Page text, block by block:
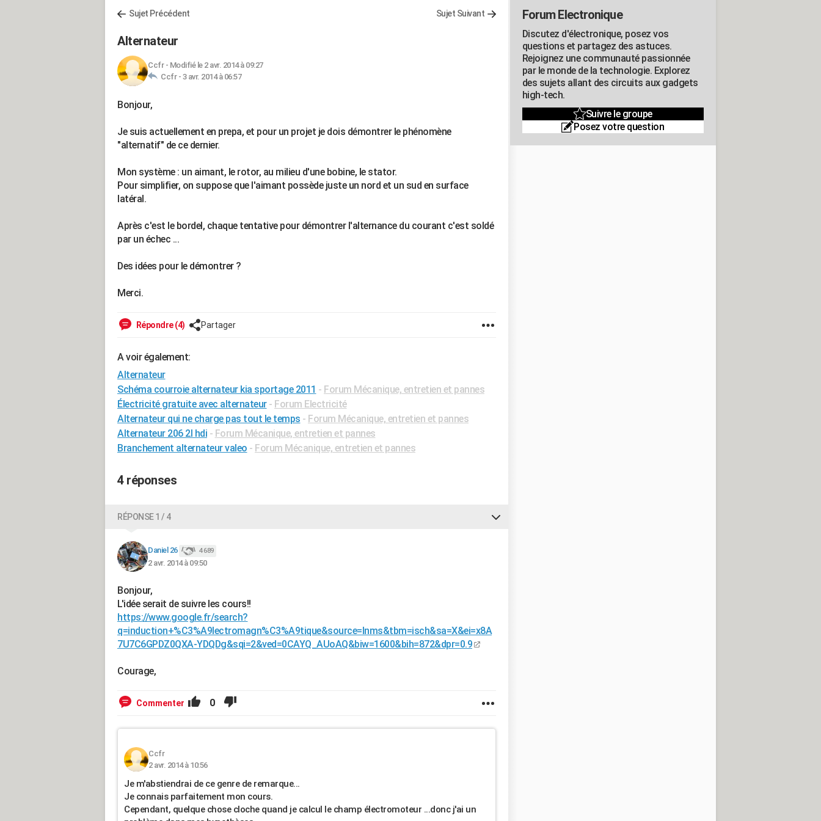
Sujet Précédent Sujet Suivant
Alternateur
Ccfr- Modifié le 2 avr. 2014 à 09:27
Ccfr - 3 avr. 2014 à 06:57
Bonjour,
Je suis actuellement en prepa, et pour un projet je dois démontrer le phénomène
"alternatif" de ce dernier.
Mon système : un aimant, le rotor, au milieu d'une bobine, le stator.
Pour simplifier, on suppose que l'aimant possède juste un nord et un sud en surface
latéral.
Après c'est le bordel, chaque tentative pour démontrer l'alternance du courant c'est soldé
par un échec ...
Des idées pour le démontrer ?
Merci.
Répondre (4) Partager
A voir également:
Alternateur
Schéma courroie alternateur kia sportage 2011 - Forum Mécanique, entretien et pannes
Électricité gratuite avec alternateur - Forum Electricité
Alternateur qui ne charge pas tout le temps - Forum Mécanique, entretien et pannes
Alternateur 206 2l hdi - Forum Mécanique, entretien et pannes
Branchement alternateur valeo - Forum Mécanique, entretien et pannes
4 réponses
RÉPONSE 1 / 4
Daniel 26 4 689
2 avr. 2014 à 09:50
Bonjour,
L'idée serait de suivre les cours!!
https://www.google.fr/search?
q=induction+%C3%A9lectromagn%C3%A9tique&source=lnms&tbm=isch&sa=X&ei=x8A
7U7C6GPDZ0QXA-YDQDg&sqi=2&ved=0CAYQ_AUoAQ&biw=1600&bih=872&dpr=0.9
Courage,
Commenter 0
Ccfr
2 avr. 2014 à 10:56
Je m'abstiendrai de ce genre de remarque...
Je connais parfaitement mon cours.
Cependant, quelque chose cloche quand je calcul le champ électromoteur ...donc j'ai un
Forum Electronique
Discutez d'électronique, posez vos
questions et partagez des astuces.
Rejoignez une communauté passionnée
par le monde de la technologie. Explorez
des sujets allant des circuits aux gadgets
high-tech.
Suivre le groupe
Posez votre question